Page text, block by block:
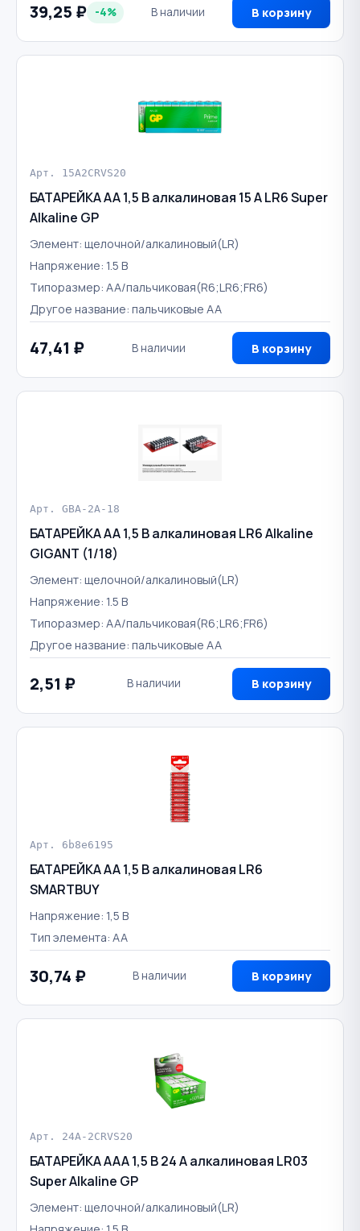
39,25 ₽ -4% В наличии В корзину
Арт. 15A2CRVS20
БАТАРЕЙКА AA 1,5 В алкалиновая 15 А LR6 Super
Alkaline GP
Элемент: щелочной/алкалиновый(LR)
Напряжение: 1.5 В
Типоразмер: AA/пальчиковая(R6;LR6;FR6)
Другое название: пальчиковые AA
47,41 ₽ В наличии В корзину
Арт. GBA-2A-18
БАТАРЕЙКА AA 1,5 В алкалиновая LR6 Alkaline
GIGANT (1/18)
Элемент: щелочной/алкалиновый(LR)
Напряжение: 1.5 В
Типоразмер: AA/пальчиковая(R6;LR6;FR6)
Другое название: пальчиковые AA
2,51 ₽ В наличии В корзину
Арт. 6b8e6195
БАТАРЕЙКА AA 1,5 В алкалиновая LR6
SMARTBUY
Напряжение: 1,5 В
Тип элемента: AA
30,74 ₽ В наличии В корзину
Арт. 24A-2CRVS20
БАТАРЕЙКА AAA 1,5 В 24 A алкалиновая LR03
Super Alkaline GP
Элемент: щелочной/алкалиновый(LR)